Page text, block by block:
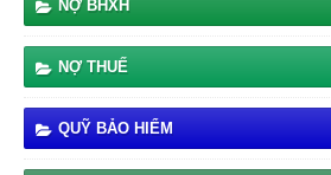
NỢ BHXH
NỢ THUẾ
QUỸ BẢO HIỂM